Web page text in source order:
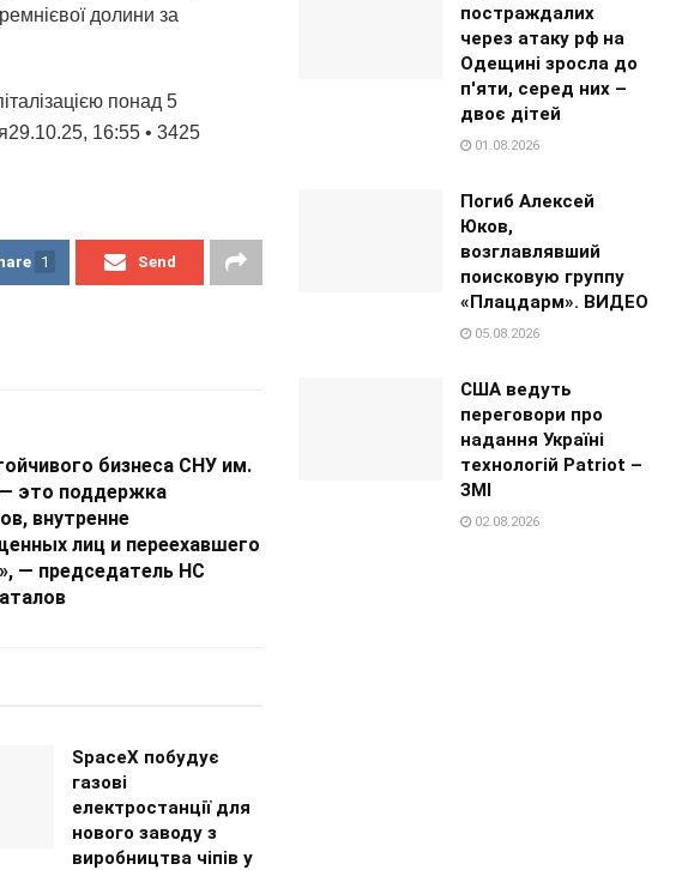
долини за
понад 5
16:55 • 3425
1 Send
бизнеса СНУ им.
это поддержка
внутренне
лиц и переехавшего
— председатель НС
SpaceX побудує
газові
електростанції для
нового заводу з
виробництва чіпів у
постраждалих
через атаку рф на
Одещині зросла до
п'яти, серед них –
двоє дітей
01.08.2026
Погиб Алексей
Юков,
возглавлявший
поисковую группу
«Плацдарм». ВИДЕО
05.08.2026
США ведуть
переговори про
надання Україні
технологій Patriot –
ЗМІ
02.08.2026